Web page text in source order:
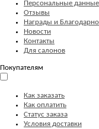
Персональные данные
Отзывы
Награды и
Новости
Контакты
Для салонов
Покупателям
Как заказать
Как оплатить
Статус заказа
Условия доставки